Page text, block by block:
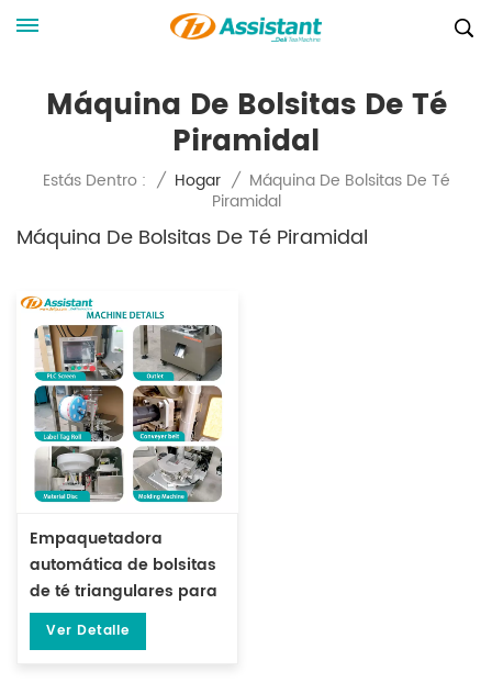
Máquina De Bolsitas De Té
Piramidal
Estás Dentro : / Hogar / Máquina De Bolsitas De Té
Piramidal
Máquina De Bolsitas De Té Piramidal
Empaquetadora
automática de bolsitas
de té triangulares para
bolsitas de té internas
DL-SJB-4C
Ver Detalle